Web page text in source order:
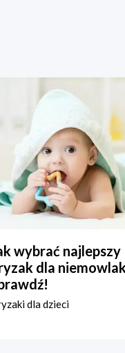
wybrać najlepszy
dla
dla dzieci